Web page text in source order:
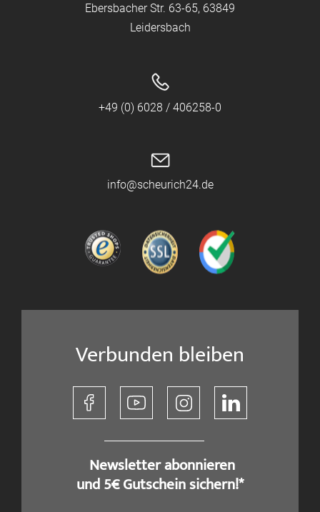
Ebersbacher Str. 63-65, 63849
Leidersbach
+49 (0) 6028 / 406258-0
info@scheurich24.de
Verbunden bleiben
​ Newsletter abonnieren
und 5€ Gutschein sichern!*